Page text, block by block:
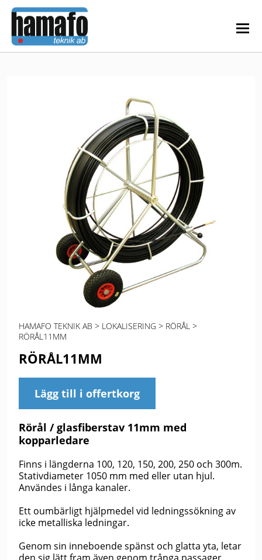
HAMAFO TEKNIK AB > LOKALISERING > RÖRÅL >
RÖRÅL11MM
RÖRÅL11MM
Lägg till i offertkorg
Rörål / glasfiberstav 11mm med
kopparledare
Finns i längderna 100, 120, 150, 200, 250 och 300m.
Stativdiameter 1050 mm med eller utan hjul.
Användes i långa kanaler.
Ett oumbärligt hjälpmedel vid ledningssökning av
icke metalliska ledningar.
Genom sin inneboende spänst och glatta yta, letar